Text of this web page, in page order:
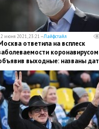
июня 2021, 23:21 —Лайфстайл
ответила на всплеск
коронавирусом,
выходные: названы